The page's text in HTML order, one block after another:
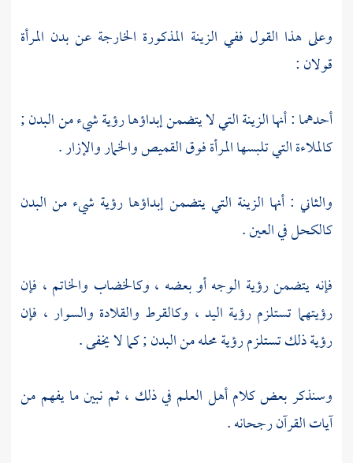
وعلى هذا القول ففي الزينة المذكورة الخارجة عن بدن المرأة
قولان :
أحدهما : أنها الزينة التي لا يتضمن إبداؤها رؤية شيء من البدن ;
كالملاءة التي تلبسها المرأة فوق القميص والخمار والإزار .
والثاني : أنها الزينة التي يتضمن إبداؤها رؤية شيء من البدن
كالكحل في العين .
فإنه يتضمن رؤية الوجه أو بعضه ، وكالخضاب والخاتم ، فإن
رؤيتهما تستلزم رؤية اليد ، وكالقرط والقلادة والسوار ، فإن
رؤية ذلك تستلزم رؤية محله من البدن ; كما لا يخفى .
وسنذكر بعض كلام أهل العلم في ذلك ، ثم نبين ما يفهم من
آيات القرآن رجحانه .